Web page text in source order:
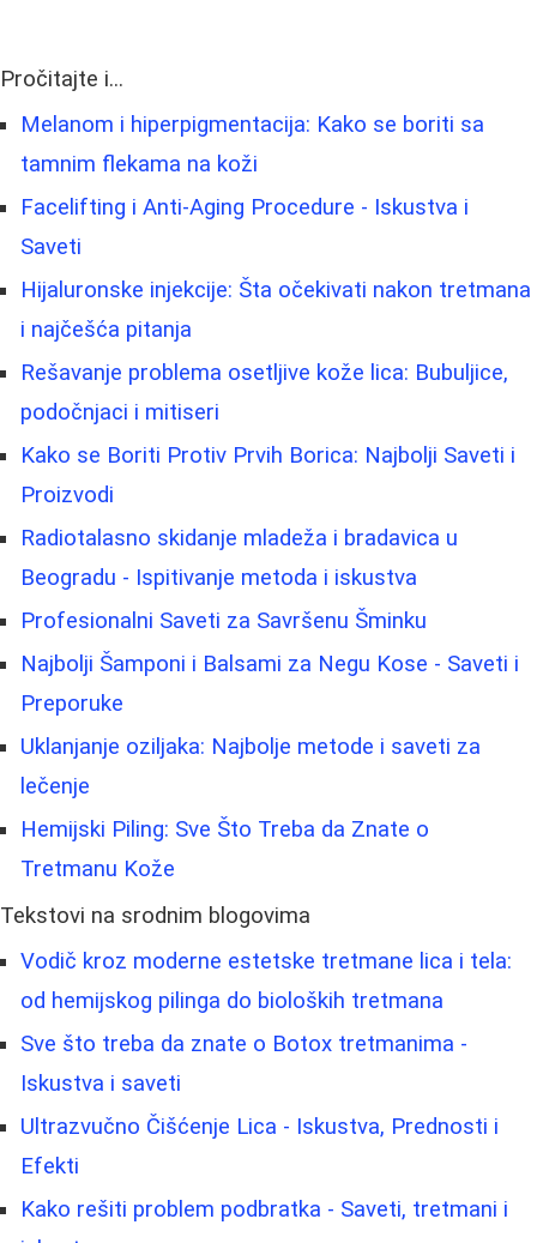
Pročitajte i...
Melanom i hiperpigmentacija: Kako se boriti sa
tamnim flekama na koži
Facelifting i Anti-Aging Procedure - Iskustva i
Saveti
Hijaluronske injekcije: Šta očekivati nakon tretmana
i najčešća pitanja
Rešavanje problema osetljive kože lica: Bubuljice,
podočnjaci i mitiseri
Kako se Boriti Protiv Prvih Borica: Najbolji Saveti i
Proizvodi
Radiotalasno skidanje mladeža i bradavica u
Beogradu - Ispitivanje metoda i iskustva
Profesionalni Saveti za Savršenu Šminku
Najbolji Šamponi i Balsami za Negu Kose - Saveti i
Preporuke
Uklanjanje oziljaka: Najbolje metode i saveti za
lečenje
Hemijski Piling: Sve Što Treba da Znate o
Tretmanu Kože
Tekstovi na srodnim blogovima
Vodič kroz moderne estetske tretmane lica i tela:
od hemijskog pilinga do bioloških tretmana
Sve što treba da znate o Botox tretmanima -
Iskustva i saveti
Ultrazvučno Čišćenje Lica - Iskustva, Prednosti i
Efekti
Kako rešiti problem podbratka - Saveti, tretmani i